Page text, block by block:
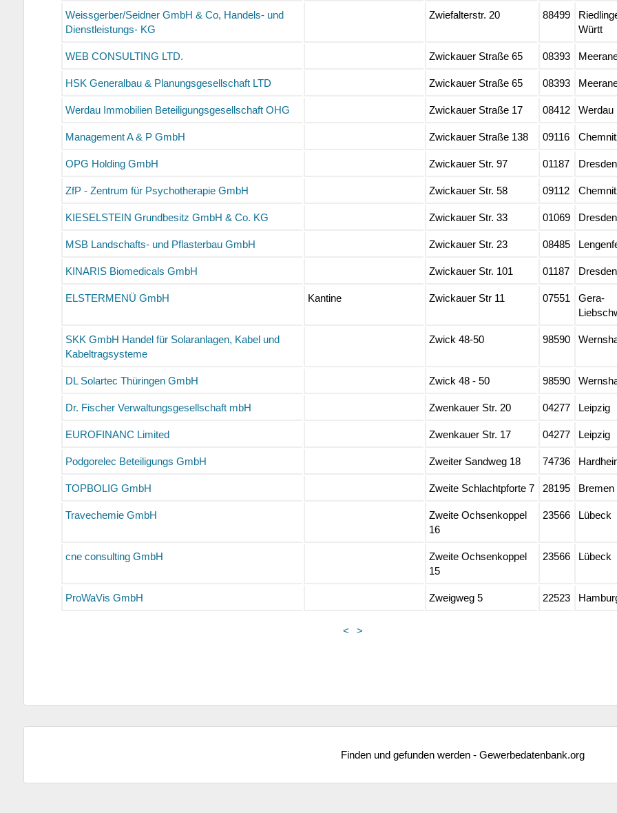
Weissgerber/Seidner GmbH & Co, Handels- und
Dienstleistungs- KG
Zwiefalterstr. 20 88499
Württ
WEB CONSULTING LTD. Zwickauer Straße 65 08393
HSK Generalbau & Planungsgesellschaft LTD Zwickauer Straße 65 08393
Werdau Immobilien Beteiligungsgesellschaft OHG Zwickauer Straße 17 08412 Werdau
Management A & P GmbH Zwickauer Straße 138 09116
OPG Holding GmbH Zwickauer Str. 97 01187 Dresden
ZfP - Zentrum für Psychotherapie GmbH Zwickauer Str. 58 09112
KIESELSTEIN Grundbesitz GmbH & Co. KG Zwickauer Str. 33 01069 Dresden
MSB Landschafts- und Pflasterbau GmbH Zwickauer Str. 23 08485
KINARIS Biomedicals GmbH Zwickauer Str. 101 01187 Dresden
ELSTERMENÜ GmbH Kantine Zwickauer Str 11 07551
Gera-
SKK GmbH Handel für Solaranlagen, Kabel und
Kabeltragsysteme
Zwick 48-50 98590
DL Solartec Thüringen GmbH Zwick 48 - 50 98590
Dr. Fischer Verwaltungsgesellschaft mbH Zwenkauer Str. 20 04277 Leipzig
EUROFINANC Limited Zwenkauer Str. 17 04277 Leipzig
Podgorelec Beteiligungs GmbH Zweiter Sandweg 18 74736
TOPBOLIG GmbH Zweite Schlachtpforte 7 28195 Bremen
Travechemie GmbH
Zweite Ochsenkoppel
16
23566 Lübeck
cne consulting GmbH
Zweite Ochsenkoppel
15
23566 Lübeck
ProWaVis GmbH Zweigweg 5 22523
< >
Finden und gefunden werden - Gewerbedatenbank.org